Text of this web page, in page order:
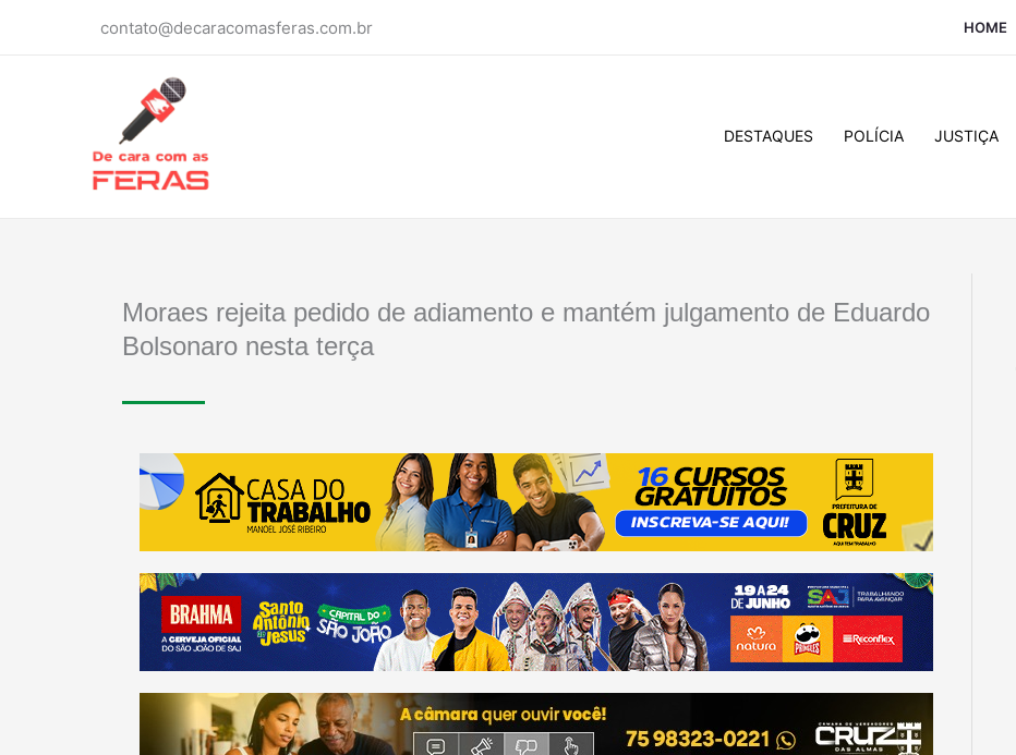
contato@decaracomasferas.com.br HOME
DESTAQUES POLÍCIA JUSTIÇA
Moraes rejeita pedido de adiamento e mantém julgamento de Eduardo
Bolsonaro nesta terça